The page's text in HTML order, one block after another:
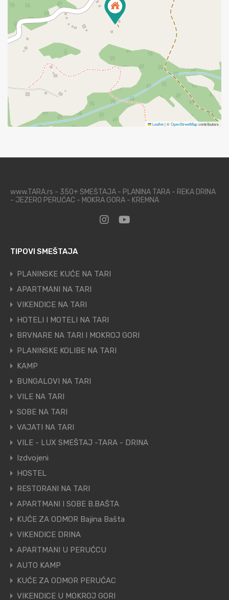
Leaflet|©OpenStreetMapcontributors
www.TARA.rs - 350+ SMEŠTAJA - PLANINA TARA - REKA DRINA
- JEZERO PERUĆAC - MOKRA GORA - KREMNA
TIPOVI SMEŠTAJA
PLANINSKE KUĆE NA TARI
APARTMANI NA TARI
VIKENDICE NA TARI
HOTELI I MOTELI NA TARI
BRVNARE NA TARI I MOKROJ GORI
PLANINSKE KOLIBE NA TARI
KAMP
BUNGALOVI NA TARI
VILE NA TARI
SOBE NA TARI
VAJATI NA TARI
VILE - LUX SMEŠTAJ -TARA - DRINA
Izdvojeni
HOSTEL
RESTORANI NA TARI
APARTMANI I SOBE B.BAŠTA
KUĆE ZA ODMOR Bajina Bašta
VIKENDICE DRINA
APARTMANI U PERUĆCU
AUTO KAMP
KUĆE ZA ODMOR PERUĆAC
VIKENDICE U MOKROJ GORI